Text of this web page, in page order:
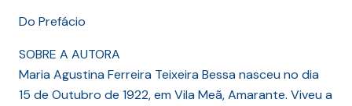
Do Prefácio
SOBRE A AUTORA
Maria Agustina Ferreira Teixeira Bessa nasceu no dia
15 de Outubro de 1922, em Vila Meã, Amarante. Viveu a